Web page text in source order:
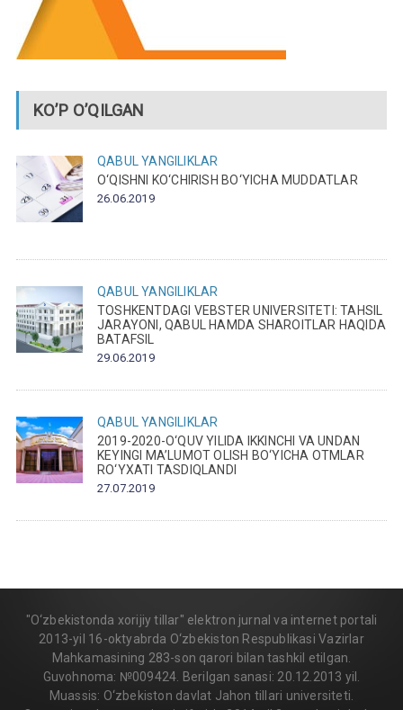
KO’P O’QILGAN
QABUL
YANGILIKLAR
O‘QISHNI KO‘CHIRISH BO‘YICHA MUDDATLAR
26.06.2019
QABUL
YANGILIKLAR
TOSHKENTDAGI VEBSTER UNIVERSITETI: TAHSIL
JARAYONI, QABUL HAMDA SHAROITLAR HAQIDA
BATAFSIL
29.06.2019
QABUL
YANGILIKLAR
2019-2020-O‘QUV YILIDA IKKINCHI VA UNDAN
KEYINGI MA’LUMOT OLISH BO‘YICHA OTMLAR
RO‘YXATI TASDIQLANDI
27.07.2019
"O‘zbekistonda xorijiy tillar" elektron jurnal va internet portali
2013-yil 16-oktyabrda O‘zbekiston Respublikasi Vazirlar
Mahkamasining 283-son qarori bilan tashkil etilgan.
Guvohnoma: №009424. Berilgan sanasi: 20.12.2013 yil.
Muassis: O‘zbekiston davlat Jahon tillari universiteti.